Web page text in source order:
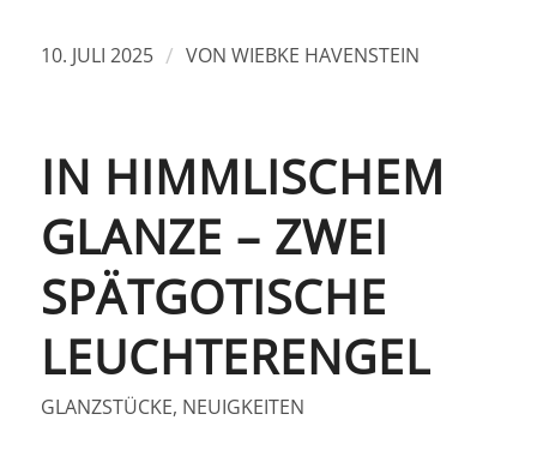
10. JULI 2025 / VON WIEBKE HAVENSTEIN
IN HIMMLISCHEM
GLANZE – ZWEI
SPÄTGOTISCHE
LEUCHTERENGEL
GLANZSTÜCKE, NEUIGKEITEN